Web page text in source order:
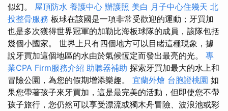
似幻。 屋頂防水 養護中心 辦護照 美白 月子中心住幾天 北
投整骨服務 板球在該國是一項非常受歡迎的運動；牙買加
也是多次獲得世界冠軍的加勒比海板球隊的成員，該隊包括
幾個小國家。 世界上只有四個地方可以目睹這種現象，據
說牙買加這個地區的水由於氣候恆定而發出最亮的光。 專
業CPA Firm服務介紹 助聽器補助 探索牙買加最大的水上和
冒險公園，為您的假期增添樂趣。 宜蘭外燴 台胞證桃園 如
果您帶著孩子來牙買加，這是最完美的活動，但即使您不帶
孩子旅行，您仍然可以享受漂流或獨木舟冒險、波浪池或彩